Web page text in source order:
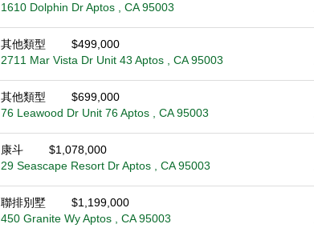
1610 Dolphin Dr Aptos , CA 95003
其他類型
$499,000
2711 Mar Vista Dr Unit 43 Aptos , CA 95003
其他類型
$699,000
76 Leawood Dr Unit 76 Aptos , CA 95003
康斗
$1,078,000
29 Seascape Resort Dr Aptos , CA 95003
聯排別墅
$1,199,000
450 Granite Wy Aptos , CA 95003